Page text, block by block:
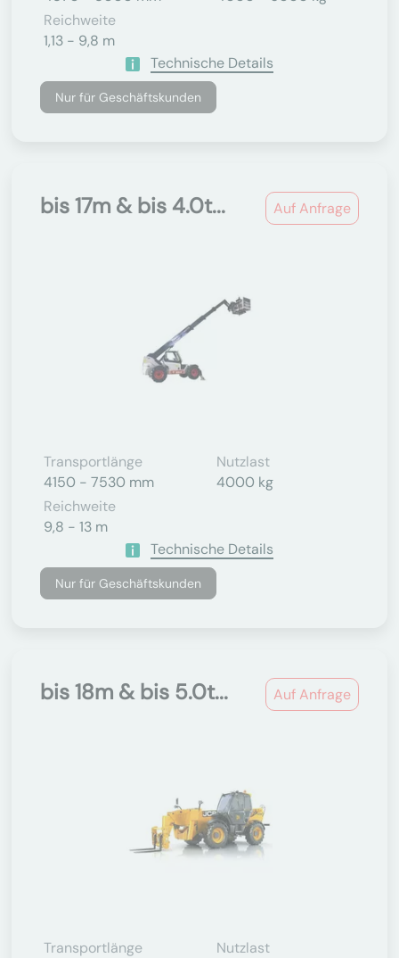
Reichweite
1,13 - 9,8 m
Technische Details
Nur für Geschäftskunden
Auf Anfrage
bis 17m & bis 4.0t...
Transportlänge
4150 - 7530 mm
Nutzlast
4000 kg
Reichweite
9,8 - 13 m
Technische Details
Nur für Geschäftskunden
Auf Anfrage
bis 18m & bis 5.0t...
Transportlänge
Nutzlast